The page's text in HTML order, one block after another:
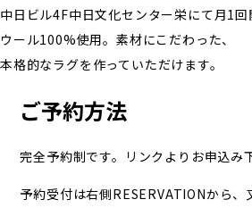
中日ビル4F中日文化センター栄にて月1回
ウール100%使用。素材にこだわった、
本格的なラグを作っていただけます。
ご予約方法
完全予約制です。リンクよりお申込み
予約受付は右側RESERVATIONから、